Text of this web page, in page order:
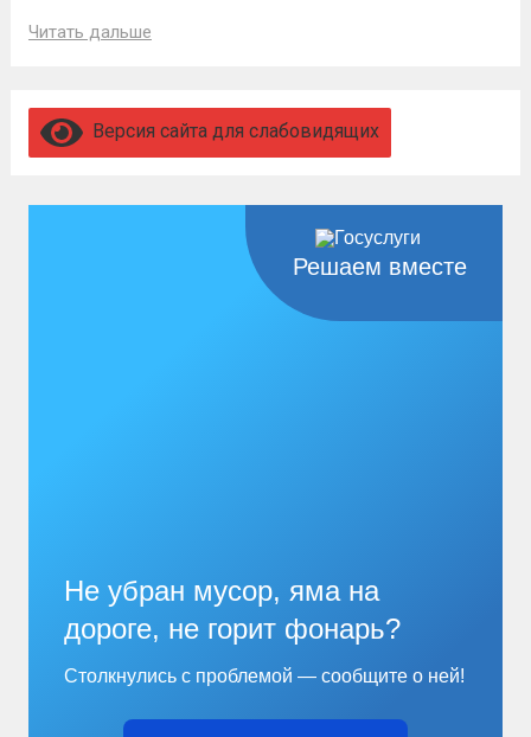
Читать дальше
Версия сайта для слабовидящих
Решаем вместе
Не убран мусор, яма на
дороге, не горит фонарь?
Столкнулись с проблемой — сообщите о ней!